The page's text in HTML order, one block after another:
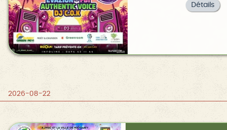
Détails
2026-08-22